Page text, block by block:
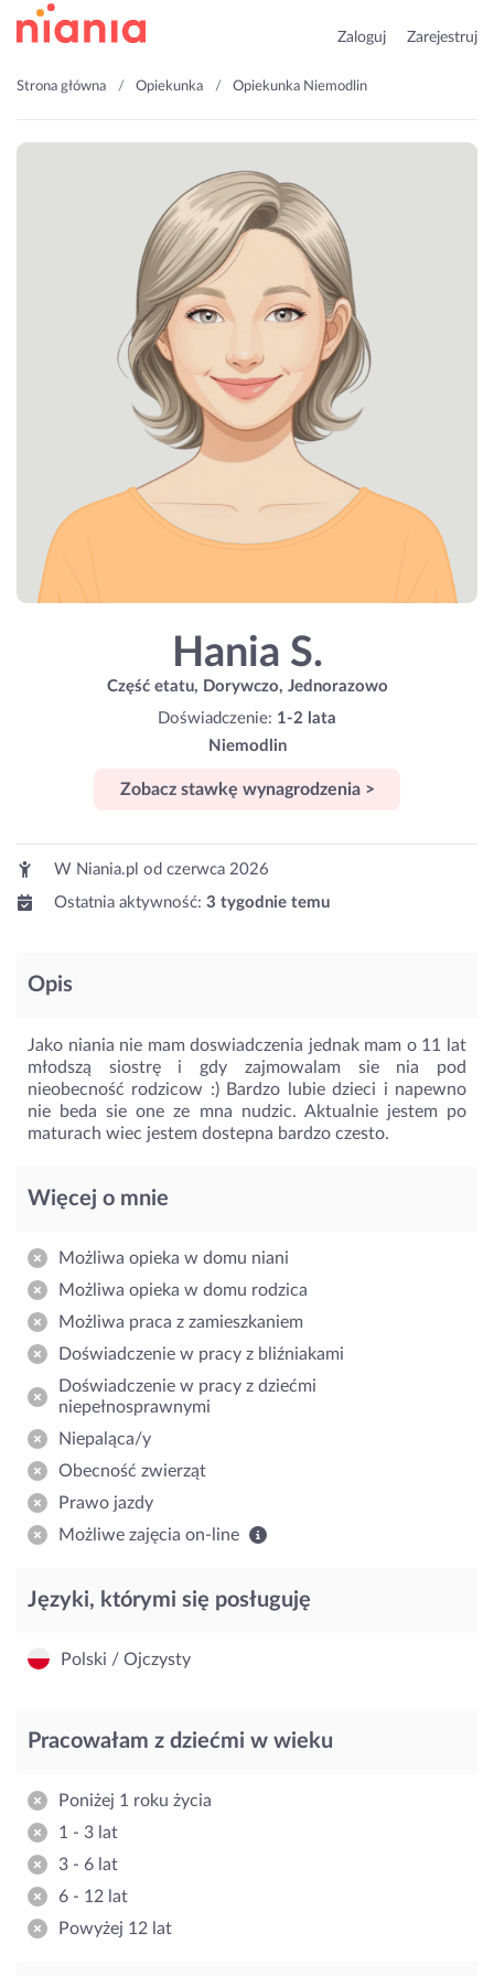
Zaloguj Zarejestruj
Strona główna Opiekunka Opiekunka Niemodlin
Hania S.
Część etatu, Dorywczo, Jednorazowo
Doświadczenie: 1-2 lata
Niemodlin
Zobacz stawkę wynagrodzenia >
W Niania.pl od czerwca 2026
Ostatnia aktywność: 3 tygodnie temu
Opis
Jako niania nie mam doswiadczenia jednak mam o 11 lat
młodszą siostrę i gdy zajmowalam sie nia pod
nieobecność rodzicow :) Bardzo lubie dzieci i napewno
nie beda sie one ze mna nudzic. Aktualnie jestem po
maturach wiec jestem dostepna bardzo czesto.
Więcej o mnie
Możliwa opieka w domu niani
Możliwa opieka w domu rodzica
Możliwa praca z zamieszkaniem
Doświadczenie w pracy z bliźniakami
Doświadczenie w pracy z dziećmi
niepełnosprawnymi
Niepaląca/y
Obecność zwierząt
Prawo jazdy
Możliwe zajęcia on-line
Języki, którymi się posługuję
Polski / Ojczysty
Pracowałam z dziećmi w wieku
Poniżej 1 roku życia
1 - 3 lat
3 - 6 lat
6 - 12 lat
Powyżej 12 lat